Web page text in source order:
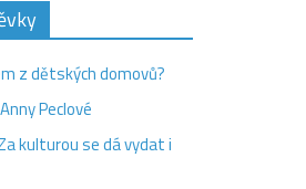
z dětských domovů?
Peclové
kulturou se dá vydat i